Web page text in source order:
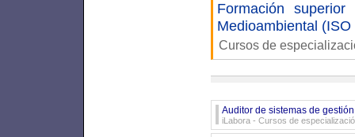
Formación
Medioambiental (ISO
Cursos de
Auditor de sistemas de
iLabora - Cursos de